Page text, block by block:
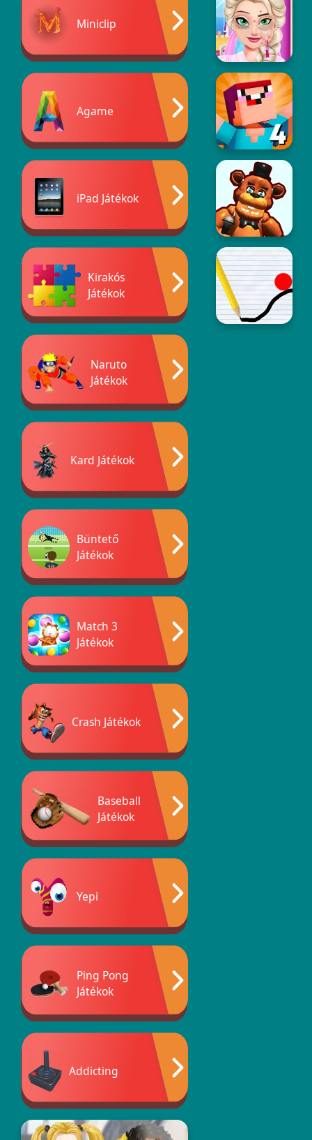
Miniclip
Agame
iPad Játékok
Kirakós
Játékok
Naruto
Játékok
Kard Játékok
Büntető
Játékok
Match 3
Játékok
Crash Játékok
Baseball
Játékok
Yepi
Ping Pong
Játékok
Addicting